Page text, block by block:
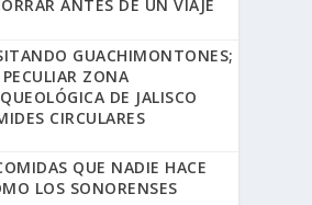
ANTES DE UN VIAJE
GUACHIMONTONES;
ZONA
DE JALISCO
CIRCULARES
QUE NADIE HACE
LOS SONORENSES